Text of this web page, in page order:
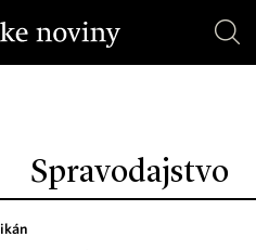
Spravodajstvo